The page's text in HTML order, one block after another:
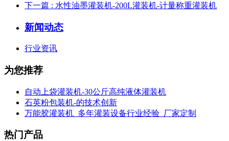
下一篇 : 水性油墨灌装机-200L灌装机-计量称重灌装机
新闻动态
行业资讯
为您推荐
自动上袋灌装机-30公斤高纯液体灌装机
石英粉包装机-的技术创新
万能胶灌装机_多年灌装设备行业经验_厂家定制
热门产品